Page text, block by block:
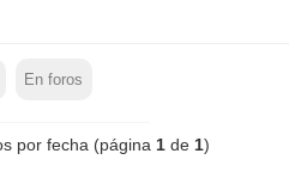
En foros
por fecha (página 1de 1)